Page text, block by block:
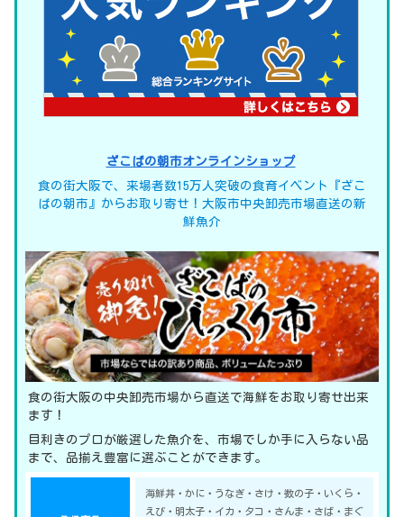
ざこばの朝市オンラインショップ
食の街大阪で、来場者数15万人突破の食育イベント『ざこ
ばの朝市』からお取り寄せ！大阪市中央卸売市場直送の新
鮮魚介
食の街大阪の中央卸売市場から直送で海鮮をお取り寄せ出来
ます！
目利きのプロが厳選した魚介を、市場でしか手に入らない品
まで、品揃え豊富に選ぶことができます。
海鮮丼・かに・うなぎ・さけ・数の子・いくら・
えび・明太子・イカ・タコ・さんま・さば・まぐ